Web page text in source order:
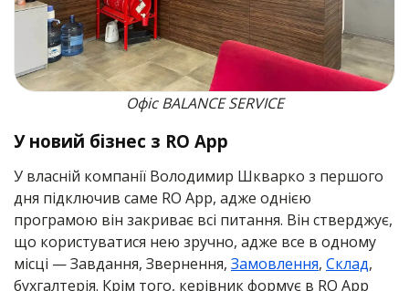
Офіс BALANCE SERVICE
У новий бізнес з RO App
У власній компанії Володимир Шкварко з першого
дня підключив саме RO App, адже однією
програмою він закриває всі питання. Він стверджує,
що користуватися нею зручно, адже все в одному
місці — Завдання, Звернення, Замовлення, Склад,
бухгалтерія. Крім того, керівник формує в RO App